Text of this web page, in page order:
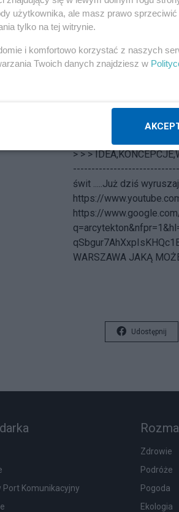
wariantach: PLAC
CENTRUM JAKO
MIASTA BĘDĄCY
WARSZAWIAKÓW
"ŻABĘ" oraz
w końcu WCHŁONĘŁA
nowe miejsca pracy i
w końcu uzyskać skalę
MOSKWIE.
WPŁYW NA ZMIANĘ
> > >
świt .....Już dziś
https://
https://
WARSZAWA JAKĄ
Udostępnij
Port Komunikacyjny
Zdrowie
Podróże
Pogoda
Ekologia
użytkownika, ale masz prawo sprzeciwić
tylko na tej witrynie.
i komfortowo korzystać z naszych
Twoich danych znajdziesz w